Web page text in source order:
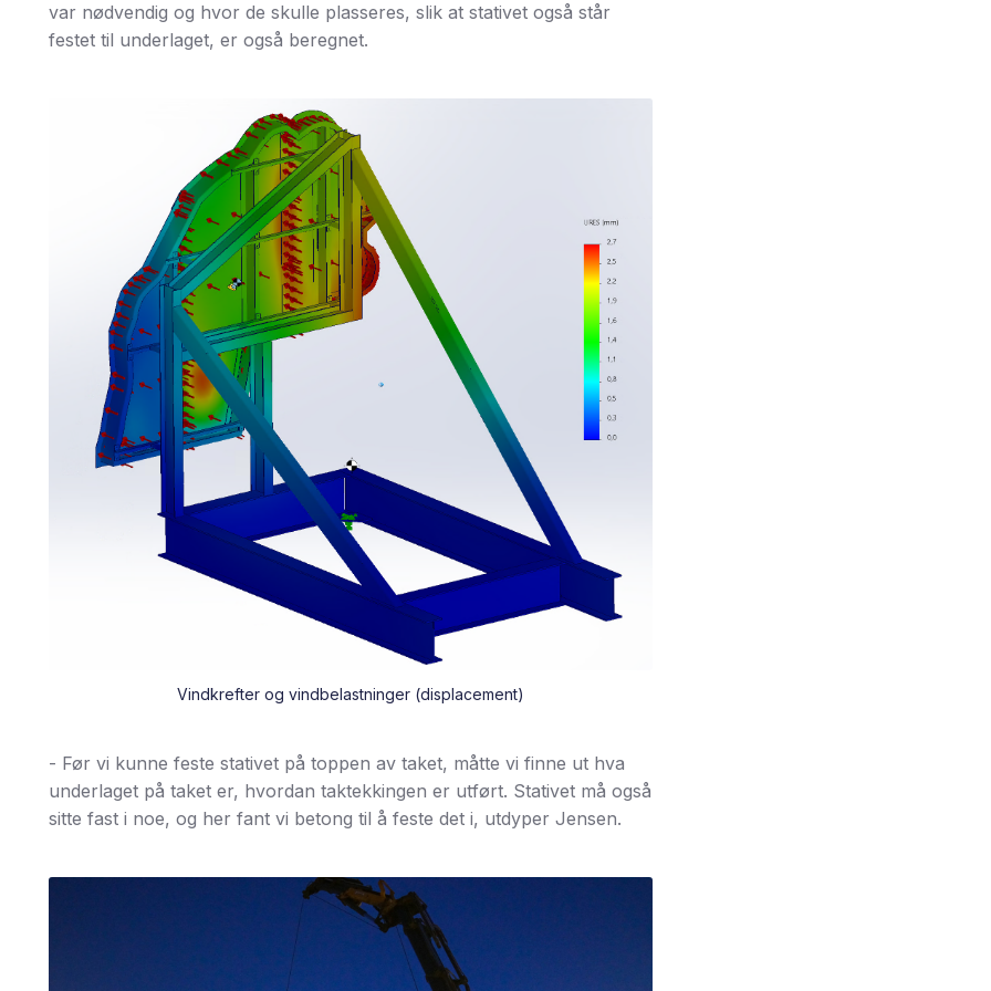
var nødvendig og hvor de skulle plasseres, slik at stativet også står
festet til underlaget, er også beregnet.
Vindkrefter og vindbelastninger (displacement)
- Før vi kunne feste stativet på toppen av taket, måtte vi finne ut hva
underlaget på taket er, hvordan taktekkingen er utført. Stativet må også
sitte fast i noe, og her fant vi betong til å feste det i, utdyper Jensen.